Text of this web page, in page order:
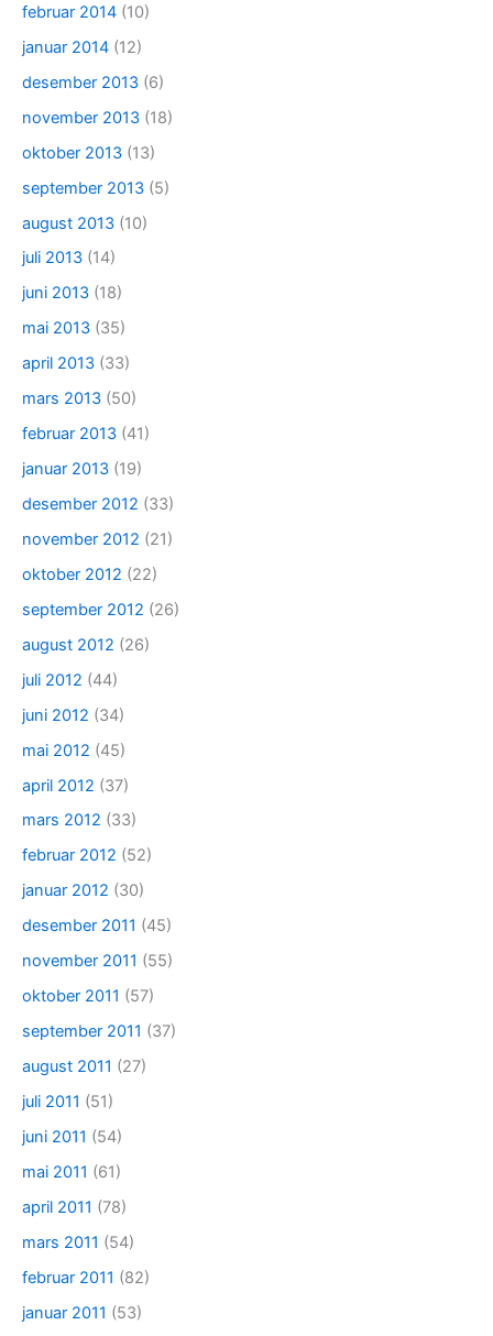
februar 2014 (10)
januar 2014 (12)
desember 2013 (6)
november 2013 (18)
oktober 2013 (13)
september 2013 (5)
august 2013 (10)
juli 2013 (14)
juni 2013 (18)
mai 2013 (35)
april 2013 (33)
mars 2013 (50)
februar 2013 (41)
januar 2013 (19)
desember 2012 (33)
november 2012 (21)
oktober 2012 (22)
september 2012 (26)
august 2012 (26)
juli 2012 (44)
juni 2012 (34)
mai 2012 (45)
april 2012 (37)
mars 2012 (33)
februar 2012 (52)
januar 2012 (30)
desember 2011 (45)
november 2011 (55)
oktober 2011 (57)
september 2011 (37)
august 2011 (27)
juli 2011 (51)
juni 2011 (54)
mai 2011 (61)
april 2011 (78)
mars 2011 (54)
februar 2011 (82)
januar 2011 (53)